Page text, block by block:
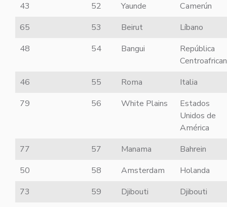
43
52 Yaunde
Camerún
65
53 Beirut
Líbano
48
54 Bangui
República
46
55 Roma
Italia
79
56 White Plains
Estados
Unidos de
América
77
57 Manama
Bahrein
50
58 Amsterdam
Holanda
73
59 Djibouti
Djibouti